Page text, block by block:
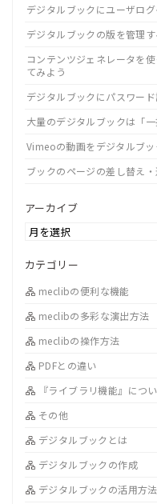
デジタルブックにユーザロ
デジタルブックの版を管理
コンテンツジェネレータを
てみよう
デジタルブックにパスワー
大量のデジタルブックは「
Vimeoの動画をデジタルブ
ブックのページの差し替え
アーカイブ
カテゴリー
meclibの便利な機能
meclibの多彩な演出方法
meclibの操作方法
PDFとの違い
『ライブラリ機能』につ
その他
デジタルブックとは
デジタルブックの作成
デジタルブックの活用方法